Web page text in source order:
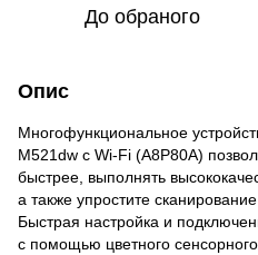
До обраного
Опис
Многофункциональное
M521dw c Wi-Fi (A8P80A)
быстрее, выполнять
а также упростите
Быстрая настройка и
с помощью цветного